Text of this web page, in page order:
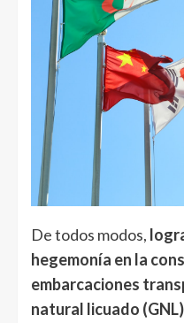
De todos modos,
hegemonía en la
embarcaciones
natural licuado (GNL)